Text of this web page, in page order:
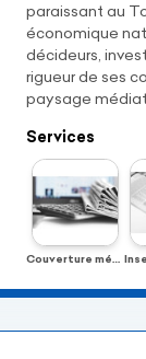
paraissant au
économique
décideurs,
rigueur de ses
paysage
Services
Couverture médiatique